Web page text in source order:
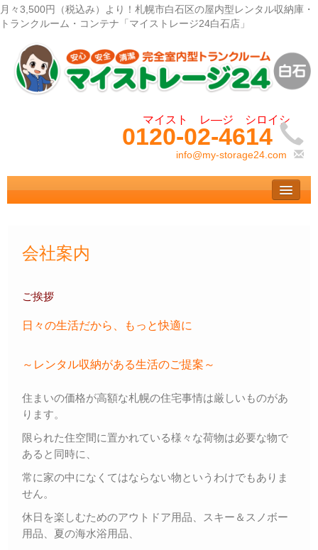
月々3,500円（税込み）より！札幌市白石区の屋内型レンタル収納庫・
トランクルーム・コンテナ「マイストレージ24白石店」
0120-02-4614
info@my-storage24.com
トップ
– Top –
Ｑ＆Ａ
ご内覧
– Access –
– Company –
会社案内
ご挨拶
日々の生活だから、もっと快適に
～レンタル収納がある生活のご提案～
住まいの価格が高額な札幌の住宅事情は厳しいものがあ
ります。
限られた住空間に置かれている様々な荷物は必要な物で
あると同時に、
常に家の中になくてはならない物というわけでもありま
せん。
休日を楽しむためのアウトドア用品、スキー＆スノボー
用品、夏の海水浴用品、